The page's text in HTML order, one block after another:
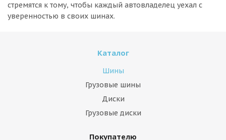
стремятся к тому, чтобы каждый автовладелец уехал с
уверенностью в своих шинах.
Каталог
Шины
Грузовые шины
Диски
Грузовые диски
Покупателю